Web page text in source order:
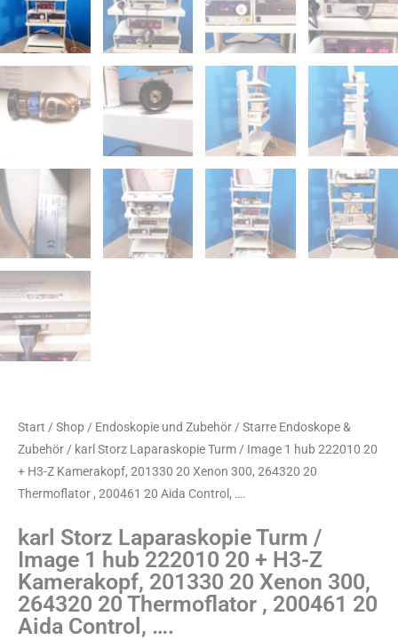
Start / Shop / Endoskopie und Zubehör / Starre Endoskope &
Zubehör / karl Storz Laparaskopie Turm / Image 1 hub 222010 20
+ H3-Z Kamerakopf, 201330 20 Xenon 300, 264320 20
Thermoflator , 200461 20 Aida Control, ….
karl Storz Laparaskopie Turm /
Image 1 hub 222010 20 + H3-Z
Kamerakopf, 201330 20 Xenon 300,
264320 20 Thermoflator , 200461 20
Aida Control, ….